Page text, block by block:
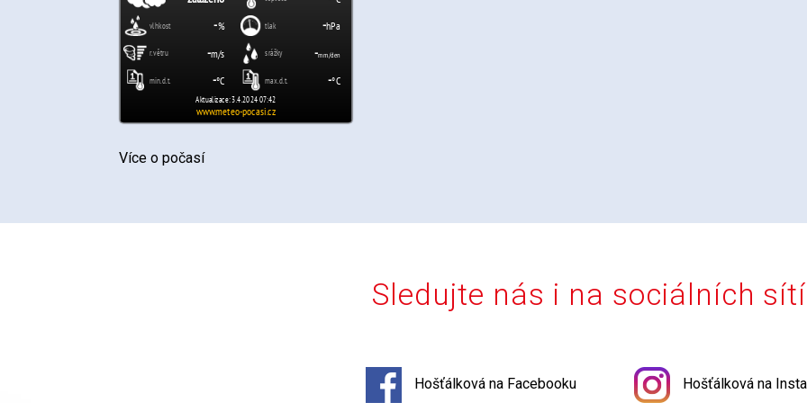
Více o počasí
Sledujte nás i na sociálních
Hošťálková na Facebooku Hošťálková na